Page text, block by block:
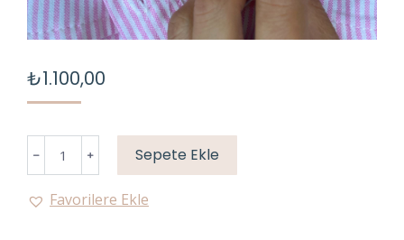
₺1.100,00
gold
Sepete Ekle
Favorilere Ekle